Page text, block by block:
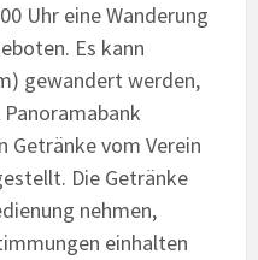
Uhr eine Wanderung
Es kann
gewandert werden,
Panoramabank
vom Verein
Die Getränke
nehmen,
einhalten